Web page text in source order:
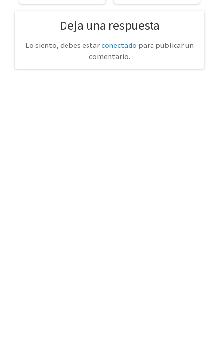
Deja una respuesta
Lo siento, debes estarconectado para publicar un
comentario.